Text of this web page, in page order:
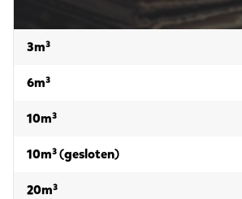
3m³voor papier/karton
6m³voor papier/karton
10m³voor papier/karton
10m³ (gesloten)voor papier/karton
20m³voor papier/karton